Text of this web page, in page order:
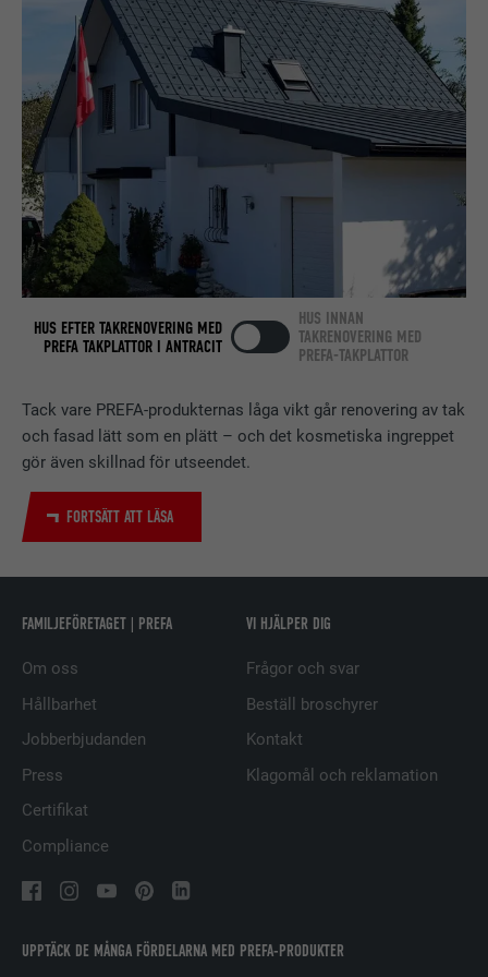
Tack vare PREFA-produkternas låga vikt går renovering av tak
och fasad lätt som en plätt – och det kosmetiska ingreppet
gör även skillnad för utseendet.
FORTSÄTT ATT LÄSA
HUS EFTER TAKRENOVERING MED
PREFA TAKPLATTOR I ANTRACIT
HUS INNAN
TAKRENOVERING MED
PREFA-TAKPLATTOR
UPPTÄCK DE MÅNGA FÖRDELARNA MED PREFA-PRODUKTER
FAMILJEFÖRETAGET | PREFA
Om oss
Hållbarhet
Jobberbjudanden
Press
Certifikat
Compliance
VI HJÄLPER DIG
Frågor och svar
Beställ broschyrer
Kontakt
Klagomål och reklamation
ÄNDAMÅL
kontrollera om webbläsaren tillåter
att kakor installeras. Innehåller inga
identifieringsdetaljer.
LEVERANTÖRER LinkedIn
PROCEDUR Session
ÄNDAMÅL
Ställs in av LinkedIn när en webbsida
innehåller ett inbäddat "Följ oss"-
EFTERNAMN bcookie
LEVERANTÖRER LinkedIn
PROCEDUR 2 år
ÄNDAMÅL
nätverkstjänsten LinkedIn för att
spåra användningen av inbäddade
tjänster.
EFTERNAMN
LEVERANTÖRER LinkedIn
PROCEDUR
ÄNDAMÅL
Används av den sociala
nätverkstjänsten LinkedIn för att
EFTERNAMN